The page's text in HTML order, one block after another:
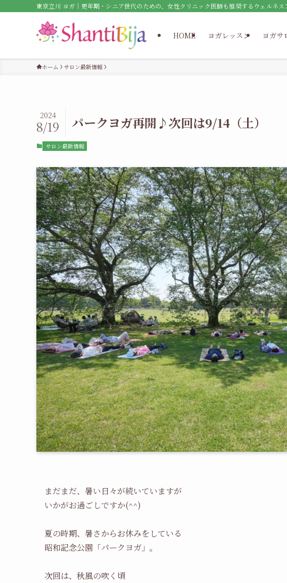
東京立川 ヨガ｜更年期・シニア世代のための、女性クリニック医師も推奨するウェルネス
HOME ヨガレッスン ヨガサ
ホーム サロン最新情報
パークヨガ再開♪次回は9/14（土）
2024
8/19
サロン最新情報
まだまだ、暑い日々が続いていますが
いかがお過ごしですか(^^)
夏の時期、暑さからお休みをしている
昭和記念公園「パークヨガ」。
次回は、秋風の吹く頃